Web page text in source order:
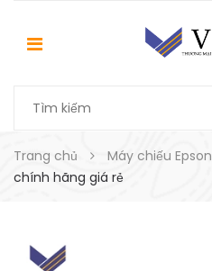
Trang chủ Máy chiếu Epson
chính hãng giá rẻ